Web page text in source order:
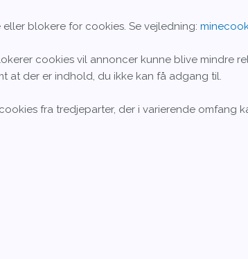
blokere for cookies. Se vejledning:
cookies vil annoncer kunne blive mindre
at der er indhold, du ikke kan få adgang til.
fra tredjeparter, der i varierende omfang